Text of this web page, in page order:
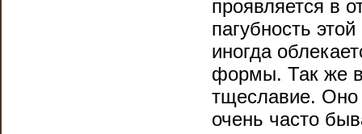
проявляется в
пагубность
иногда
формы. Так же
тщеславие. Оно
очень часто